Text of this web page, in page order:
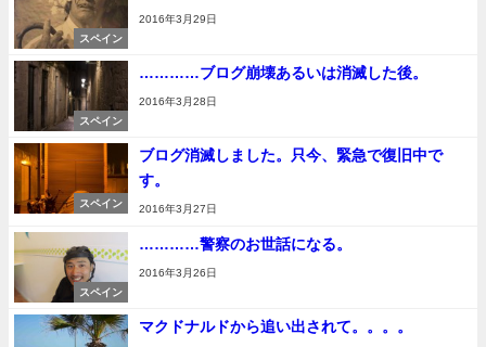
スペイン
2016年3月29日
スペイン
…………ブログ崩壊あるいは消滅した後。
2016年3月28日
スペイン
ブログ消滅しました。只今、緊急で復旧中で
す。
2016年3月27日
スペイン
…………警察のお世話になる。
2016年3月26日
マクドナルドから追い出されて。。。。